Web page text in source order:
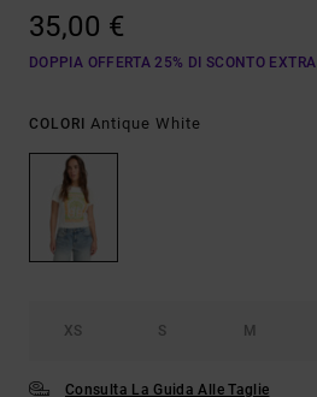
35,00 €
DOPPIA OFFERTA 25% DI SCONTO EXTRA
COLORI Antique White
XS S M
Consulta La Guida Alle Taglie